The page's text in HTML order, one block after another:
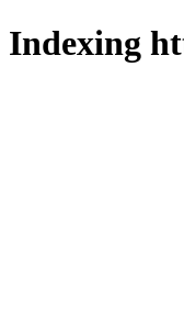
Indexing